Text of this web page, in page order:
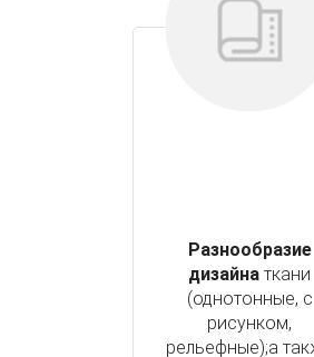
Разнообразие
дизайна ткани
(однотонные, с
рисунком,
рельефные);а